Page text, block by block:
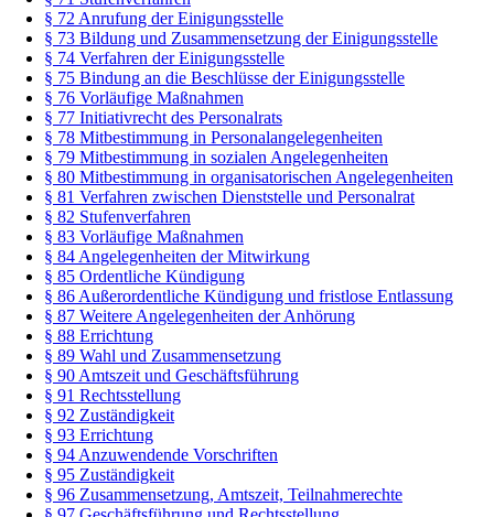
§ 72 Anrufung der Einigungsstelle
§ 73 Bildung und Zusammensetzung der Einigungsstelle
§ 74 Verfahren der Einigungsstelle
§ 75 Bindung an die Beschlüsse der Einigungsstelle
§ 76 Vorläufige Maßnahmen
§ 77 Initiativrecht des Personalrats
§ 78 Mitbestimmung in Personalangelegenheiten
§ 79 Mitbestimmung in sozialen Angelegenheiten
§ 80 Mitbestimmung in organisatorischen Angelegenheiten
§ 81 Verfahren zwischen Dienststelle und Personalrat
§ 82 Stufenverfahren
§ 83 Vorläufige Maßnahmen
§ 84 Angelegenheiten der Mitwirkung
§ 85 Ordentliche Kündigung
§ 86 Außerordentliche Kündigung und fristlose Entlassung
§ 87 Weitere Angelegenheiten der Anhörung
§ 88 Errichtung
§ 89 Wahl und Zusammensetzung
§ 90 Amtszeit und Geschäftsführung
§ 91 Rechtsstellung
§ 92 Zuständigkeit
§ 93 Errichtung
§ 94 Anzuwendende Vorschriften
§ 95 Zuständigkeit
§ 96 Zusammensetzung, Amtszeit, Teilnahmerechte